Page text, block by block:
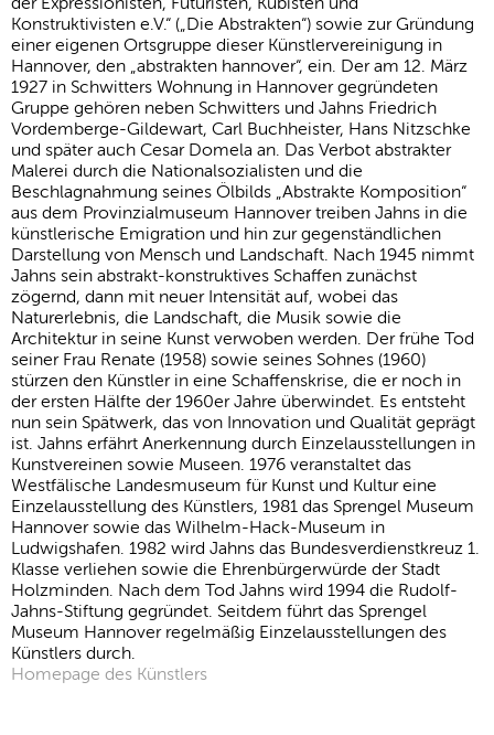
Konstruktivisten e.V.“ („Die Abstrakten“) sowie zur Gründung
einer eigenen Ortsgruppe dieser Künstlervereinigung in
Hannover, den „abstrakten hannover“, ein. Der am 12. März
1927 in Schwitters Wohnung in Hannover gegründeten
Gruppe gehören neben Schwitters und Jahns Friedrich
Vordemberge-Gildewart, Carl Buchheister, Hans Nitzschke
und später auch Cesar Domela an. Das Verbot abstrakter
Malerei durch die Nationalsozialisten und die
Beschlagnahmung seines Ölbilds „Abstrakte Komposition“
aus dem Provinzialmuseum Hannover treiben Jahns in die
künstlerische Emigration und hin zur gegenständlichen
Darstellung von Mensch und Landschaft. Nach 1945 nimmt
Jahns sein abstrakt-konstruktives Schaffen zunächst
zögernd, dann mit neuer Intensität auf, wobei das
Naturerlebnis, die Landschaft, die Musik sowie die
Architektur in seine Kunst verwoben werden. Der frühe Tod
seiner Frau Renate (1958) sowie seines Sohnes (1960)
stürzen den Künstler in eine Schaffenskrise, die er noch in
der ersten Hälfte der 1960er Jahre überwindet. Es entsteht
nun sein Spätwerk, das von Innovation und Qualität geprägt
ist. Jahns erfährt Anerkennung durch Einzelausstellungen in
Kunstvereinen sowie Museen. 1976 veranstaltet das
Westfälische Landesmuseum für Kunst und Kultur eine
Einzelausstellung des Künstlers, 1981 das Sprengel Museum
Hannover sowie das Wilhelm-Hack-Museum in
Ludwigshafen. 1982 wird Jahns das Bundesverdienstkreuz 1.
Klasse verliehen sowie die Ehrenbürgerwürde der Stadt
Holzminden. Nach dem Tod Jahns wird 1994 die Rudolf-
Jahns-Stiftung gegründet. Seitdem führt das Sprengel
Museum Hannover regelmäßig Einzelausstellungen des
Künstlers durch.
Homepage des Künstlers